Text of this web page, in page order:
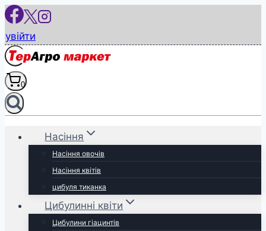
Перейти
вмісту
увійти
0
Насіння
Насіння овочів
Насіння квітів
цибуля тиканка
Цибулинні квіти
Цибулини гіацинтів